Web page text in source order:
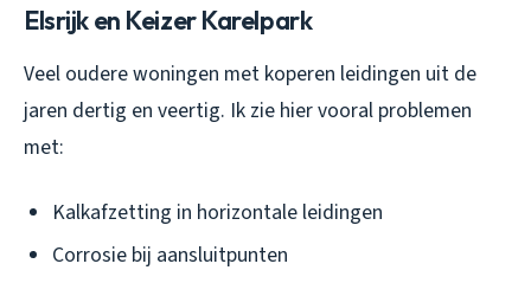
Elsrijk en Keizer Karelpark
Veel oudere woningen met koperen leidingen uit de
jaren dertig en veertig. Ik zie hier vooral problemen
met:
Kalkafzetting in horizontale leidingen
Corrosie bij aansluitpunten